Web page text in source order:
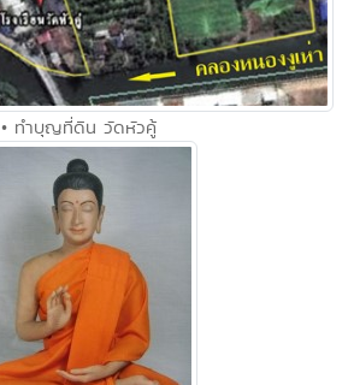
• ทำบุญที่ดิน วัดหัวคู้